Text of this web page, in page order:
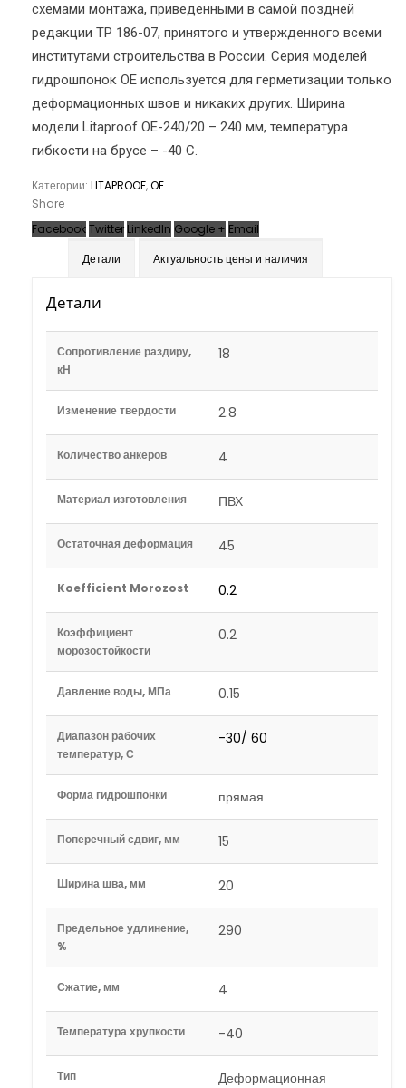
схемами монтажа, приведенными в самой поздней
редакции ТР 186-07, принятого и утвержденного всеми
институтами строительства в России. Серия моделей
гидрошпонок OE используется для герметизации только
деформационных швов и никаких других. Ширина
модели Litaproof OE-240/20 – 240 мм, температура
гибкости на брусе – -40 С.
Категории: LITAPROOF,OE
Share
FacebookTwitter LinkedIn Google + Email
Детали
Актуальность цены и наличия
Детали
Сопротивление раздиру,
кН
18
Изменение твердости 2.8
Количество анкеров 4
Материал изготовления ПВХ
Остаточная деформация 45
Koefficient Morozost 0.2
Коэффициент
морозостойкости
0.2
Давление воды, МПа 0.15
Диапазон рабочих
температур, С
-30/ 60
Форма гидрошпонки прямая
Поперечный сдвиг, мм 15
Ширина шва, мм 20
Предельное удлинение,
%
290
Сжатие, мм 4
Температура хрупкости -40
Тип
Деформационная